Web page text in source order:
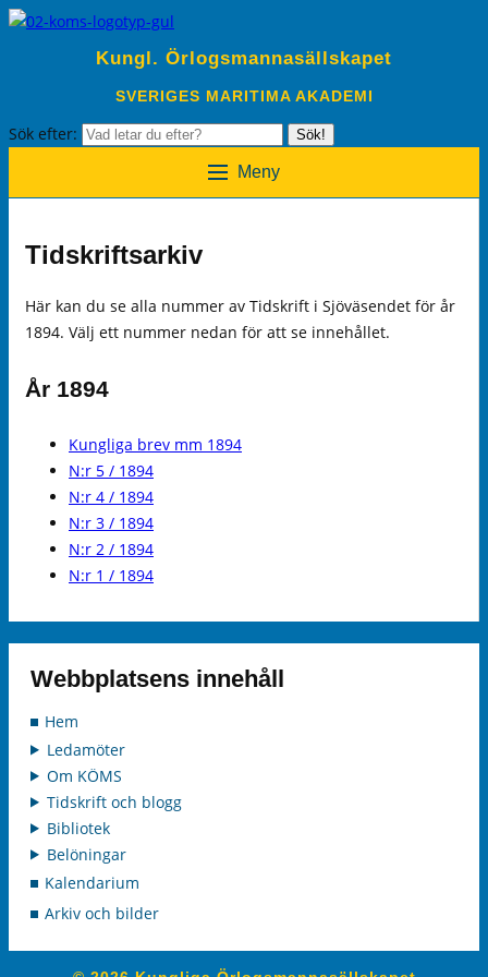
Kungl. Örlogsmannasällskapet
SVERIGES MARITIMA AKADEMI
Sök efter: Sök!
Meny
Tidskriftsarkiv
Här kan du se alla nummer av Tidskrift i Sjöväsendet för år
1894. Välj ett nummer nedan för att se innehållet.
År 1894
Kungliga brev mm 1894
N:r 5 / 1894
N:r 4 / 1894
N:r 3 / 1894
N:r 2 / 1894
N:r 1 / 1894
Webbplatsens innehåll
Hem
Ledamöter
Om KÖMS
Tidskrift och blogg
Bibliotek
Belöningar
Kalendarium
Arkiv och bilder